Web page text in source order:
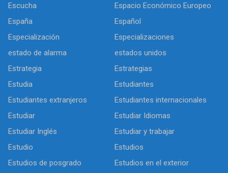
Escucha
Espacio Económico Europeo
España
Español
Especialización
Especializaciones
estado de alarma
estados unidos
Estrategia
Estrategias
Estudia
Estudiantes
Estudiantes extranjeros
Estudiantes internacionales
Estudiar
Estudiar Idiomas
Estudiar Inglés
Estudiar y trabajar
Estudio
Estudios
Estudios de posgrado
Estudios en el exterior